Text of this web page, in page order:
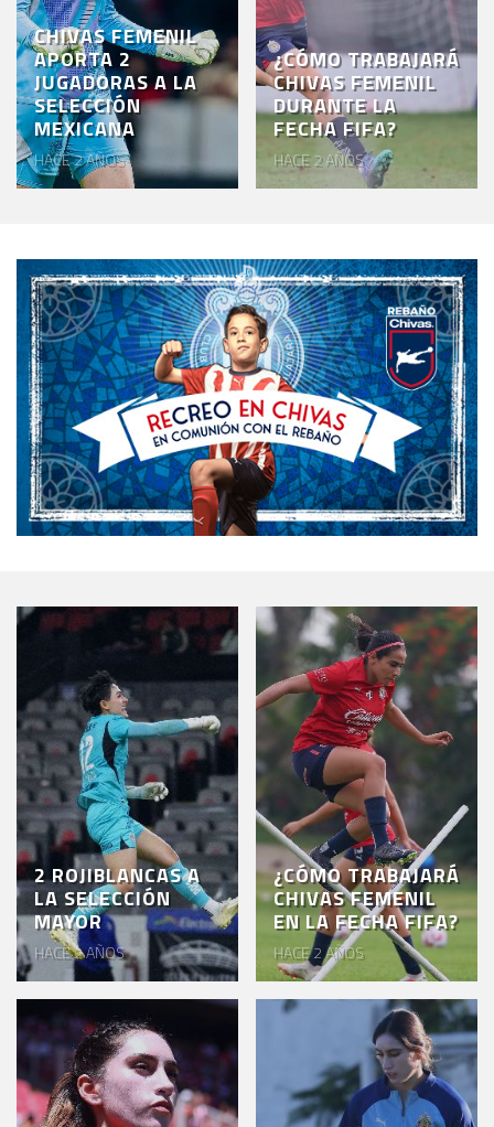
CHIVAS FEMENIL
APORTA 2
JUGADORAS A LA
SELECCIÓN
MEXICANA
HACE 2 AÑOS
¿CÓMO TRABAJARÁ
CHIVAS FEMENIL
DURANTE LA
FECHA FIFA?
HACE 2 AÑOS
2 ROJIBLANCAS A
LA SELECCIÓN
MAYOR
HACE 2 AÑOS
¿CÓMO TRABAJARÁ
CHIVAS FEMENIL
EN LA FECHA FIFA?
HACE 2 AÑOS